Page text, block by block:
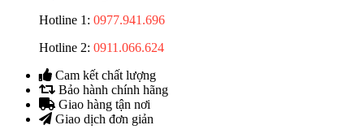
Hotline 1: 0977.941.696
Hotline 2: 0911.066.624
Cam kết chất lượng
Bảo hành chính hãng
Giao hàng tận nơi
Giao dịch đơn giản